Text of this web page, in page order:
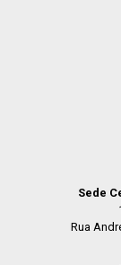
Sede
Rua